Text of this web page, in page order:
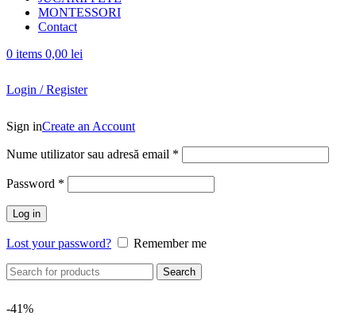
MONTESSORI
Contact
0 items 0,00 lei
Login / Register
Sign inCreate an Account
Nume utilizator sau adresă email *
Password *
Log in
Lost your password? Remember me
Search
-41%